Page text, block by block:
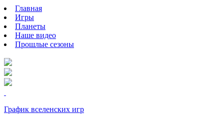
Главная
Игры
Планеты
Наше видео
Прошлые сезоны
График вселенских игр